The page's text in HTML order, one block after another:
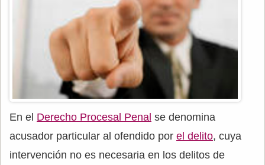
En el Derecho Procesal Penal se denomina
acusador particular al ofendido por el delito, cuya
intervención no es necesaria en los delitos de